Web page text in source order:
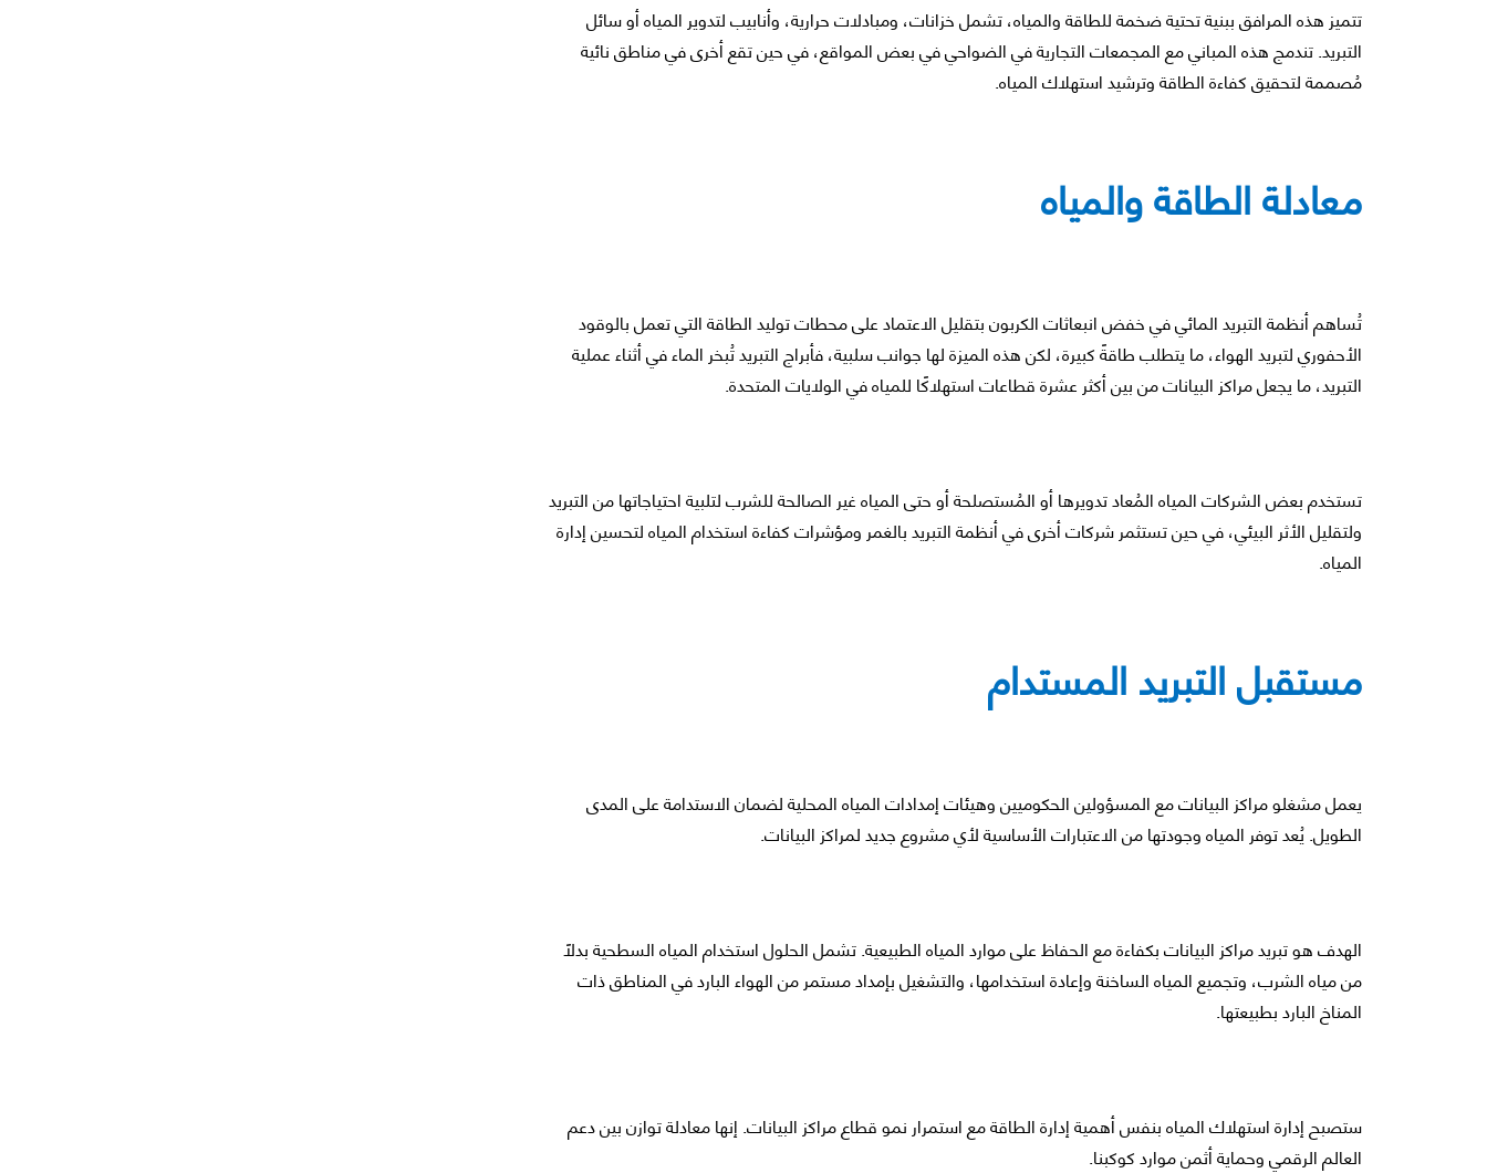
تتميز هذه المرافق ببنية تحتية ضخمة للطاقة والمياه، تشمل خزانات، ومبادلات حرارية، وأنابيب لتدوير المياه أو سائل
التبريد. تندمج هذه المباني مع المجمعات التجارية في الضواحي في بعض المواقع، في حين تقع أخرى في مناطق نائية
مُصممة لتحقيق كفاءة الطاقة وترشيد استهلاك المياه.
معادلة الطاقة والمياه
تُساهم أنظمة التبريد المائي في خفض انبعاثات الكربون بتقليل الاعتماد على محطات توليد الطاقة التي تعمل بالوقود
الأحفوري لتبريد الهواء، ما يتطلب طاقةً كبيرة، لكن هذه الميزة لها جوانب سلبية، فأبراج التبريد تُبخر الماء في أثناء عملية
التبريد، ما يجعل مراكز البيانات من بين أكثر عشرة قطاعات استهلاكًا للمياه في الولايات المتحدة.
تستخدم بعض الشركات المياه المُعاد تدويرها أو المُستصلحة أو حتى المياه غير الصالحة للشرب لتلبية احتياجاتها من التبريد
ولتقليل الأثر البيئي، في حين تستثمر شركات أخرى في أنظمة التبريد بالغمر ومؤشرات كفاءة استخدام المياه لتحسين إدارة
المياه.
مستقبل التبريد المستدام
يعمل مشغلو مراكز البيانات مع المسؤولين الحكوميين وهيئات إمدادات المياه المحلية لضمان الاستدامة على المدى
الطويل. يُعد توفر المياه وجودتها من الاعتبارات الأساسية لأي مشروع جديد لمراكز البيانات.
الهدف هو تبريد مراكز البيانات بكفاءة مع الحفاظ على موارد المياه الطبيعية. تشمل الحلول استخدام المياه السطحية بدلًا
من مياه الشرب، وتجميع المياه الساخنة وإعادة استخدامها، والتشغيل بإمداد مستمر من الهواء البارد في المناطق ذات
المناخ البارد بطبيعتها.
ستصبح إدارة استهلاك المياه بنفس أهمية إدارة الطاقة مع استمرار نمو قطاع مراكز البيانات. إنها معادلة توازن بين دعم
العالم الرقمي وحماية أثمن موارد كوكبنا.